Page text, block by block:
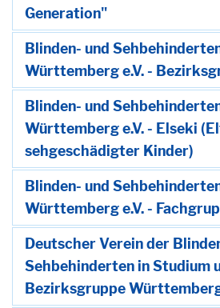
Generation"
Blinden- und
Württemberg e.V. -
Blinden- und
Württemberg e.V. - Elseki
sehgeschädigter Kinder)
Blinden- und
Württemberg e.V. -
Deutscher Verein der
Sehbehinderten in Studium
Bezirksgruppe